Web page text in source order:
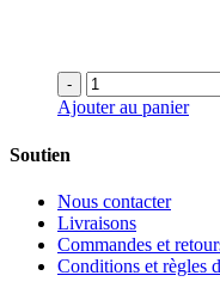
-
Ajouter au panier
Soutien
Nous contacter
Livraisons
Commandes et
Conditions et règles